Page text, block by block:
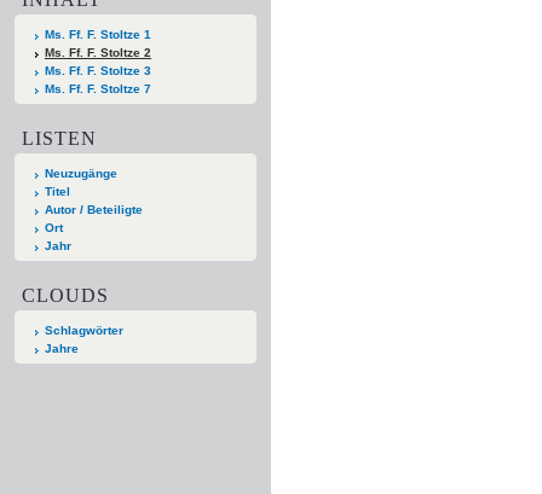
Ms. Ff. F. Stoltze 1
Ms. Ff. F. Stoltze 2
Ms. Ff. F. Stoltze 3
Ms. Ff. F. Stoltze 7
LISTEN
Neuzugänge
Titel
Autor / Beteiligte
Ort
Jahr
CLOUDS
Schlagwörter
Jahre